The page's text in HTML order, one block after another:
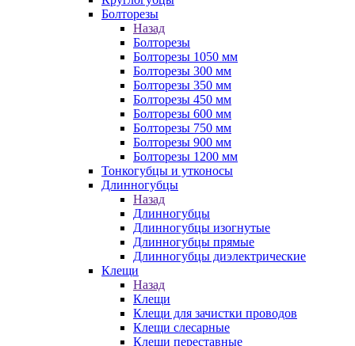
Болторезы
Назад
Болторезы
Болторезы 1050 мм
Болторезы 300 мм
Болторезы 350 мм
Болторезы 450 мм
Болторезы 600 мм
Болторезы 750 мм
Болторезы 900 мм
Болторезы 1200 мм
Тонкогубцы и утконосы
Длинногубцы
Назад
Длинногубцы
Длинногубцы изогнутые
Длинногубцы прямые
Длинногубцы диэлектрические
Клещи
Назад
Клещи
Клещи для зачистки проводов
Клещи слесарные
Клещи переставные